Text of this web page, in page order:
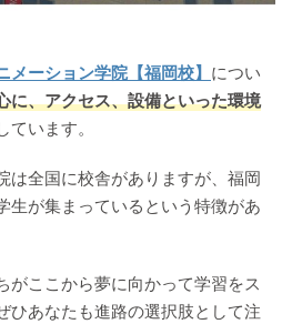
メーション学院【福岡校】 につい
に、アクセス、設備といった環境
ています。
は全国に校舎がありますが、福岡
生が集まっているという特徴があ
がここから夢に向かって学習をス
ひあなたも進路の選択肢として注